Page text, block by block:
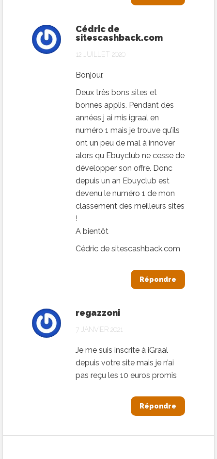
Cédric de
sitescashback.com
12 JUILLET 2020
Bonjour,
Deux très bons sites et
bonnes applis. Pendant des
années j ai mis igraal en
numéro 1 mais je trouve qu’ils
ont un peu de mal à innover
alors qu Ebuyclub ne cesse de
développer son offre. Donc
depuis un an Ebuyclub est
devenu le numéro 1 de mon
classement des meilleurs sites
!
A bientôt
Cédric de sitescashback.com
Répondre
regazzoni
7 JANVIER 2021
Je me suis inscrite à iGraal
depuis votre site mais je n’ai
pas reçu les 10 euros promis
Répondre